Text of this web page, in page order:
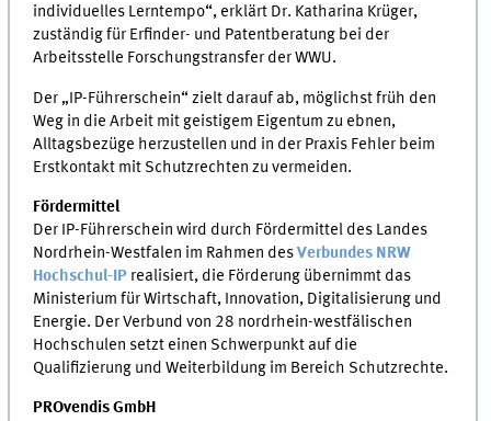
individuelles Lerntempo“, erklärt Dr. Katharina Krüger,
zuständig für Erfinder- und Patentberatung bei der
Arbeitsstelle Forschungstransfer der WWU.
Der „IP-Führerschein“ zielt darauf ab, möglichst früh den
Weg in die Arbeit mit geistigem Eigentum zu ebnen,
Alltagsbezüge herzustellen und in der Praxis Fehler beim
Erstkontakt mit Schutzrechten zu vermeiden.
Fördermittel
Der IP-Führerschein wird durch Fördermittel des Landes
Nordrhein-Westfalen im Rahmen desVerbundes NRW
Hochschul-IP realisiert, die Förderung übernimmt das
Ministerium für Wirtschaft, Innovation, Digitalisierung und
Energie. Der Verbund von 28 nordrhein-westfälischen
Hochschulen setzt einen Schwerpunkt auf die
Qualifizierung und Weiterbildung im Bereich Schutzrechte.
PROvendis GmbH